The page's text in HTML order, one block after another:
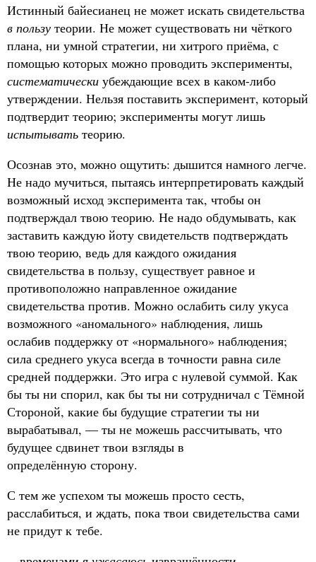
Истинный байесианец не может искать свидетельства
в пользу теории. Не может существовать ни чёткого
плана, ни умной стратегии, ни хитрого приёма, с
помощью которых можно проводить эксперименты,
систематически убеждающие всех в каком-либо
утверждении. Нельзя поставить эксперимент, который
подтвердит теорию; эксперименты могут лишь
испытывать теорию.
Осознав это, можно ощутить: дышится намного легче.
Не надо мучиться, пытаясь интерпретировать каждый
возможный исход эксперимента так, чтобы он
подтверждал твою теорию. Не надо обдумывать, как
заставить каждую йоту свидетельств подтверждать
твою теорию, ведь для каждого ожидания
свидетельства в пользу, существует равное и
противоположно направленное ожидание
свидетельства против. Можно ослабить силу укуса
возможного «аномального» наблюдения, лишь
ослабив поддержку от «нормального» наблюдения;
сила среднего укуса всегда в точности равна силе
средней поддержки. Это игра с нулевой суммой. Как
бы ты ни спорил, как бы ты ни сотрудничал с Тёмной
Стороной, какие бы будущие стратегии ты ни
вырабатывал, — ты не можешь рассчитывать, что
будущее сдвинет твои взгляды в
определённую сторону.
С тем же успехом ты можешь просто сесть,
расслабиться, и ждать, пока твои свидетельства сами
не придут к тебе.